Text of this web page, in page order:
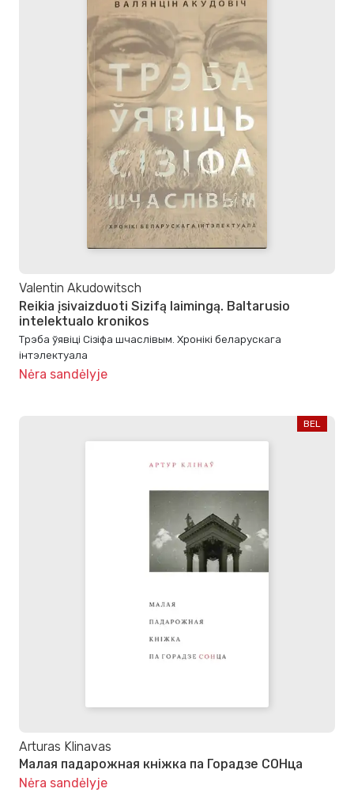
Valentin Akudowitsch
Reikia įsivaizduoti Sizifą laimingą. Baltarusio
intelektualo kronikos
Трэба ўявіці Сізіфа шчаслівым. Хронікі беларускага
інтэлектуала
Nėra sandėlyje
BEL
Arturas Klinavas
Малая падарожная кніжка па Горадзе СОНца
Nėra sandėlyje